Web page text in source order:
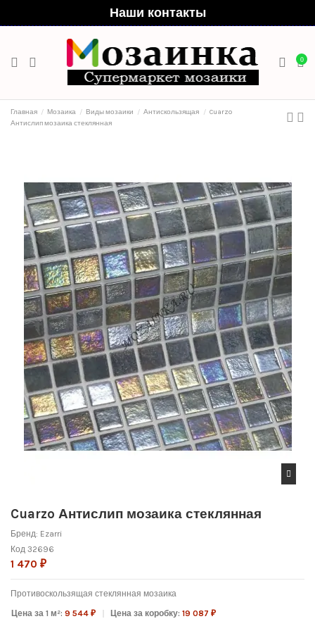
Наши контакты
0
Главная Мозаика Виды мозаики Антискользящая
Cuarzo
Антислип мозаика стеклянная
Cuarzo Антислип мозаика стеклянная
Бренд: Ezarri
Код 32696
1 470 ₽
Противоскользящая стеклянная мозаика
Цена за 1 м²:9 544 ₽ Цена за коробку:19 087 ₽